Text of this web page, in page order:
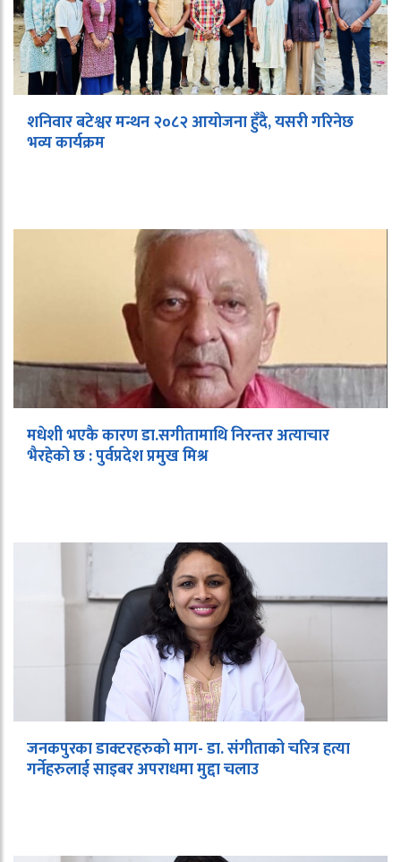
शनिवार बटेश्वर मन्थन २०८२ आयोजना हुँदै, यसरी गरिनेछ
भव्य कार्यक्रम
मधेशी भएकै कारण डा.सगीतामाथि निरन्तर अत्याचार
भैरहेको छ : पुर्वप्रदेश प्रमुख मिश्र
जनकपुरका डाक्टरहरुको माग- डा. संगीताको चरित्र हत्या
गर्नेहरुलाई साइबर अपराधमा मुद्दा चलाउ